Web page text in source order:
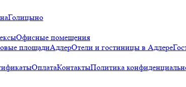
Голицыно
Офисные помещения
площадиАдлерОтели и гостиницы в Адлере
ОплатаКонтактыПолитика